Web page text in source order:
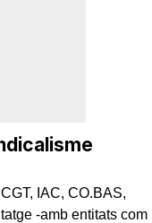
IAC, CO.BAS,
-amb entitats com